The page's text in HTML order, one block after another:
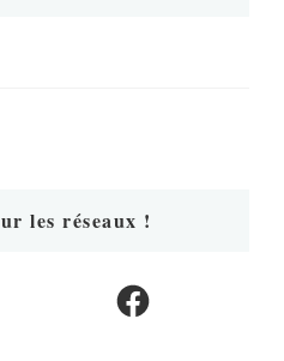
les réseaux !
Facebook